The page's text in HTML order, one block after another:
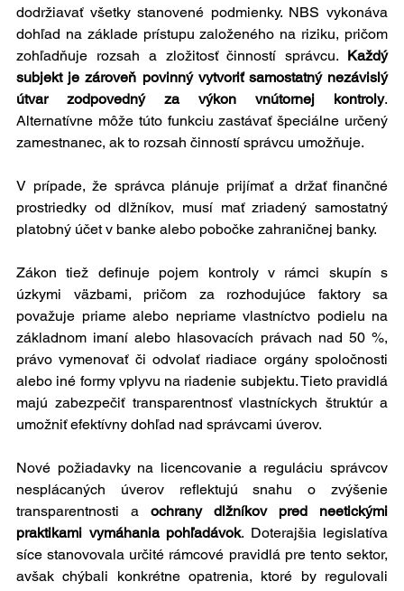
dodržiavať všetky stanovené podmienky. NBS vykonáva
dohľad na základe prístupu založeného na riziku, pričom
zohľadňuje rozsah a zložitosť činností správcu. Každý
subjekt je zároveň povinný vytvoriť samostatný nezávislý
útvar zodpovedný za výkon vnútornej kontroly.
Alternatívne môže túto funkciu zastávať špeciálne určený
zamestnanec, ak to rozsah činností správcu umožňuje.
V prípade, že správca plánuje prijímať a držať finančné
prostriedky od dlžníkov, musí mať zriadený samostatný
platobný účet v banke alebo pobočke zahraničnej banky.
Zákon tiež definuje pojem kontroly v rámci skupín s
úzkymi väzbami, pričom za rozhodujúce faktory sa
považuje priame alebo nepriame vlastníctvo podielu na
základnom imaní alebo hlasovacích právach nad 50 %,
právo vymenovať či odvolať riadiace orgány spoločnosti
alebo iné formy vplyvu na riadenie subjektu. Tieto pravidlá
majú zabezpečiť transparentnosť vlastníckych štruktúr a
umožniť efektívny dohľad nad správcami úverov.
Nové požiadavky na licencovanie a reguláciu správcov
nesplácaných úverov reflektujú snahu o zvýšenie
transparentnosti a ochrany dlžníkov pred neetickými
praktikami vymáhania pohľadávok. Doterajšia legislatíva
síce stanovovala určité rámcové pravidlá pre tento sektor,
avšak chýbali konkrétne opatrenia, ktoré by regulovali